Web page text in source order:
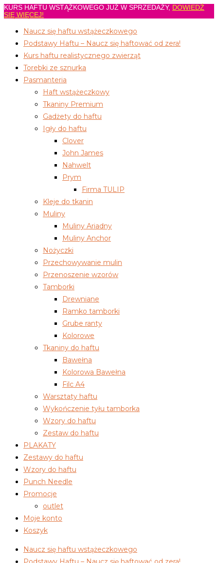
Koniec
treści
KURS HAFTU WSTĄŻKOWEGO JUŻ W SPRZEDAŻY, DOWIEDŹ
SIĘ WIĘCEJ!
Naucz się haftu wstążeczkowego
Podstawy Haftu – Naucz się haftować od zera!
Kurs haftu realistycznego zwierząt
Torebki ze sznurka
Pasmanteria
Haft wstążeczkowy
Tkaniny Premium
Gadżety do haftu
Igły do haftu
Clover
John James
Nahwelt
Prym
Firma TULIP
Kleje do tkanin
Muliny
Muliny Ariadny
Muliny Anchor
Nożyczki
Przechowywanie mulin
Przenoszenie wzorów
Tamborki
Drewniane
Ramko tamborki
Grube ranty
Kolorowe
Tkaniny do haftu
Bawełna
Kolorowa Bawełna
Filc A4
Warsztaty haftu
Wykończenie tyłu tamborka
Wzory do haftu
Zestaw do haftu
PLAKATY
Zestawy do haftu
Wzory do haftu
Punch Needle
Promocje
outlet
Moje konto
Koszyk
Naucz się haftu wstążeczkowego